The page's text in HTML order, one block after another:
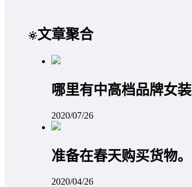
文章聚合
哪里有中高档品牌女装
2020/07/26
准备在春天购买货物。
2020/04/26